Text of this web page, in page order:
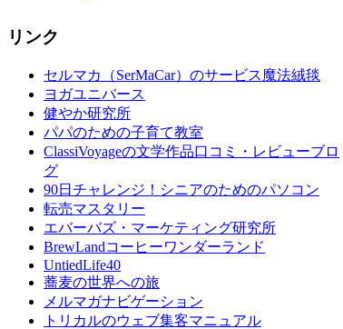
リンク
セルマカ（SerMaCar）のサービス魔法絨毯
ヨガユニバース
健やか研究所
パパのための子育て教室
ClassiVoyageの文学作品口コミ・レビューブロ
グ
90日チャレンジ！シニアのためのパソコン
転売マスタリー
エバーバズ・マーケティング研究所
BrewLandコーヒーワンダーランド
UntiedLife40
蕎麦の世界への旅
メルマガナビゲーション
トリカルのウェブ集客マニュアル